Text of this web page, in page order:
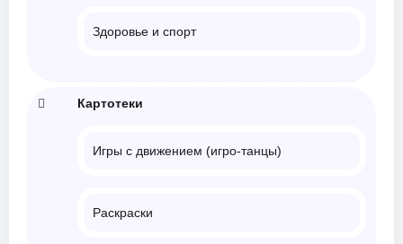
Здоровье и спорт
Картотеки
Игры с движением (игро-танцы)
Раскраски